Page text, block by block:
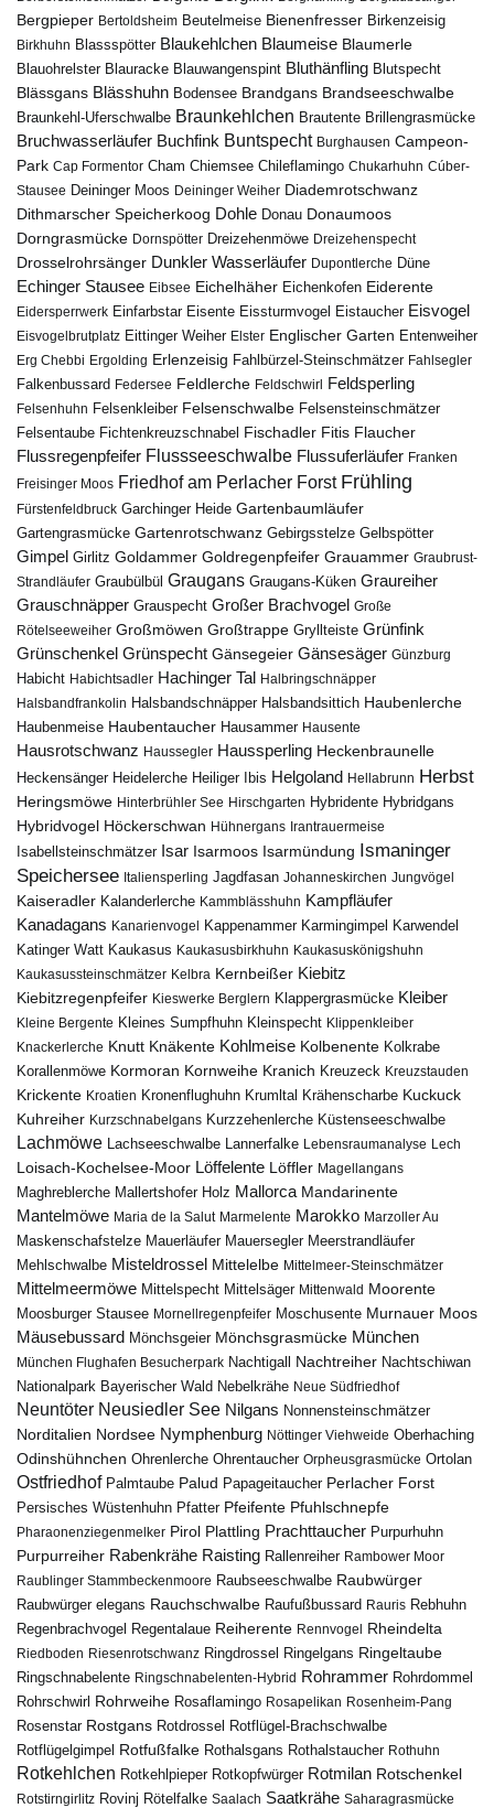
Bergpieper Bertoldsheim Beutelmeise Bienenfresser Birkenzeisig
Birkhuhn Blassspötter Blaukehlchen Blaumeise Blaumerle
Blauohrelster Blauracke Blauwangenspint Bluthänfling Blutspecht
Blässgans Blässhuhn Bodensee Brandgans Brandseeschwalbe
Braunkehl-Uferschwalbe Braunkehlchen Brautente Brillengrasmücke
Bruchwasserläufer Buchfink Buntspecht Burghausen Campeon-
Park Cap Formentor Cham Chiemsee Chileflamingo Chukarhuhn Cúber-
Stausee Deininger Moos Deininger Weiher Diademrotschwanz
Dithmarscher Speicherkoog Dohle Donau Donaumoos
Dorngrasmücke Dornspötter Dreizehenmöwe Dreizehenspecht
Drosselrohrsänger Dunkler Wasserläufer Dupontlerche Düne
Echinger Stausee Eibsee Eichelhäher Eichenkofen Eiderente
Eidersperrwerk Einfarbstar Eisente Eissturmvogel Eistaucher Eisvogel
Eisvogelbrutplatz Eittinger Weiher Elster Englischer Garten Entenweiher
Erg Chebbi Ergolding Erlenzeisig Fahlbürzel-Steinschmätzer Fahlsegler
Falkenbussard Federsee Feldlerche Feldschwirl Feldsperling
Felsenhuhn Felsenkleiber Felsenschwalbe Felsensteinschmätzer
Felsentaube Fichtenkreuzschnabel Fischadler Fitis Flaucher
Flussregenpfeifer Flussseeschwalbe Flussuferläufer Franken
Freisinger Moos Friedhof am Perlacher Forst Frühling
Fürstenfeldbruck Garchinger Heide Gartenbaumläufer
Gartengrasmücke Gartenrotschwanz Gebirgsstelze Gelbspötter
Gimpel Girlitz Goldammer Goldregenpfeifer Grauammer Graubrust-
Strandläufer Graubülbül Graugans Graugans-Küken Graureiher
Grauschnäpper Grauspecht Großer Brachvogel Große
Rötelseeweiher Großmöwen Großtrappe Gryllteiste Grünfink
Grünschenkel Grünspecht Gänsegeier Gänsesäger Günzburg
Habicht Habichtsadler Hachinger Tal Halbringschnäpper
Halsbandfrankolin Halsbandschnäpper Halsbandsittich Haubenlerche
Haubenmeise Haubentaucher Hausammer Hausente
Hausrotschwanz Haussegler Haussperling Heckenbraunelle
Heckensänger Heidelerche Heiliger Ibis Helgoland Hellabrunn Herbst
Heringsmöwe Hinterbrühler See Hirschgarten Hybridente Hybridgans
Hybridvogel Höckerschwan Hühnergans Irantrauermeise
Isabellsteinschmätzer Isar Isarmoos Isarmündung Ismaninger
Speichersee Italiensperling Jagdfasan Johanneskirchen Jungvögel
Kaiseradler Kalanderlerche Kammblässhuhn Kampfläufer
Kanadagans Kanarienvogel Kappenammer Karmingimpel Karwendel
Katinger Watt Kaukasus Kaukasusbirkhuhn Kaukasuskönigshuhn
Kaukasussteinschmätzer Kelbra Kernbeißer Kiebitz
Kiebitzregenpfeifer Kieswerke Berglern Klappergrasmücke Kleiber
Kleine Bergente Kleines Sumpfhuhn Kleinspecht Klippenkleiber
Knackerlerche Knutt Knäkente Kohlmeise Kolbenente Kolkrabe
Korallenmöwe Kormoran Kornweihe Kranich Kreuzeck Kreuzstauden
Krickente Kroatien Kronenflughuhn Krumltal Krähenscharbe Kuckuck
Kuhreiher Kurzschnabelgans Kurzzehenlerche Küstenseeschwalbe
Lachmöwe Lachseeschwalbe Lannerfalke Lebensraumanalyse Lech
Loisach-Kochelsee-Moor Löffelente Löffler Magellangans
Maghreblerche Mallertshofer Holz Mallorca Mandarinente
Mantelmöwe Maria de la Salut Marmelente Marokko Marzoller Au
Maskenschafstelze Mauerläufer Mauersegler Meerstrandläufer
Mehlschwalbe Misteldrossel Mittelelbe Mittelmeer-Steinschmätzer
Mittelmeermöwe Mittelspecht Mittelsäger Mittenwald Moorente
Moosburger Stausee Mornellregenpfeifer Moschusente Murnauer Moos
Mäusebussard Mönchsgeier Mönchsgrasmücke München
München Flughafen Besucherpark Nachtigall Nachtreiher Nachtschiwan
Nationalpark Bayerischer Wald Nebelkrähe Neue Südfriedhof
Neuntöter Neusiedler See Nilgans Nonnensteinschmätzer
Norditalien Nordsee Nymphenburg Nöttinger Viehweide Oberhaching
Odinshühnchen Ohrenlerche Ohrentaucher Orpheusgrasmücke Ortolan
Ostfriedhof Palmtaube Palud Papageitaucher Perlacher Forst
Persisches Wüstenhuhn Pfatter Pfeifente Pfuhlschnepfe
Pharaonenziegenmelker Pirol Plattling Prachttaucher Purpurhuhn
Purpurreiher Rabenkrähe Raisting Rallenreiher Rambower Moor
Raublinger Stammbeckenmoore Raubseeschwalbe Raubwürger
Raubwürger elegans Rauchschwalbe Raufußbussard Rauris Rebhuhn
Regenbrachvogel Regentalaue Reiherente Rennvogel Rheindelta
Riedboden Riesenrotschwanz Ringdrossel Ringelgans Ringeltaube
Ringschnabelente Ringschnabelenten-Hybrid Rohrammer Rohrdommel
Rohrschwirl Rohrweihe Rosaflamingo Rosapelikan Rosenheim-Pang
Rosenstar Rostgans Rotdrossel
Rotflügel-Brachschwalbe
Rotflügelgimpel Rotfußfalke Rothalsgans Rothalstaucher Rothuhn
Rotkehlchen Rotkehlpieper Rotkopfwürger Rotmilan Rotschenkel
Rotstirngirlitz Rovinj Rötelfalke Saalach Saatkrähe Saharagrasmücke